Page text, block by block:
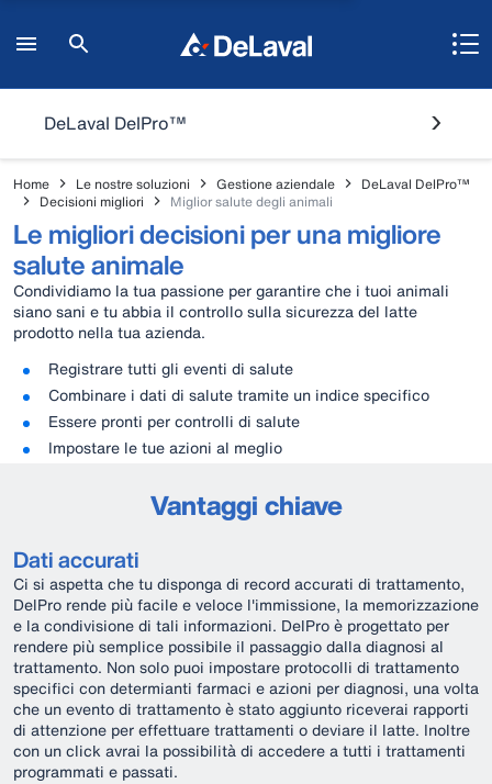
DeLaval DelPro™
Home Le nostre soluzioni Gestione aziendale
DeLaval DelPro™
Decisioni migliori
Miglior salute degli animali
Le migliori decisioni per una migliore
salute animale
Condividiamo la tua passione per garantire che i tuoi animali
siano sani e tu abbia il controllo sulla sicurezza del latte
prodotto nella tua azienda.
Registrare tutti gli eventi di salute
Combinare i dati di salute tramite un indice specifico
Essere pronti per controlli di salute
Impostare le tue azioni al meglio
Vantaggi chiave
Dati accurati
Ci si aspetta che tu disponga di record accurati di trattamento,
DelPro rende più facile e veloce l'immissione, la memorizzazione
e la condivisione di tali informazioni. DelPro è progettato per
rendere più semplice possibile il passaggio dalla diagnosi al
trattamento. Non solo puoi impostare protocolli di trattamento
specifici con determianti farmaci e azioni per diagnosi, una volta
che un evento di trattamento è stato aggiunto riceverai rapporti
di attenzione per effettuare trattamenti o deviare il latte. Inoltre
con un click avrai la possibilità di accedere a tutti i trattamenti
programmati e passati.